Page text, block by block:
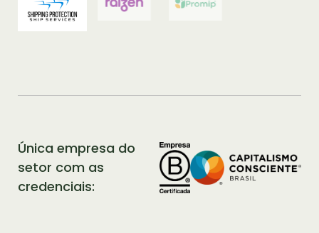
Única empresa do
setor com as
credenciais: